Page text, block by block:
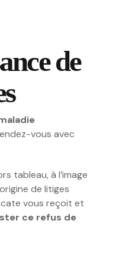
de
vous avec
tableau, à l’image
de litiges
vous reçoit et
ce refus de